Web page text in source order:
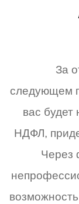
За
следующем
вас будет
НДФЛ,
Через